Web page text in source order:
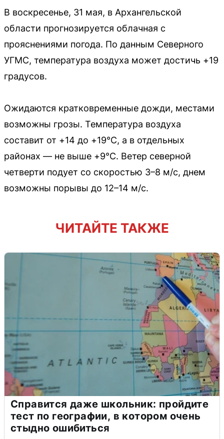
В воскресенье, 31 мая, в Архангельской
области прогнозируется облачная с
прояснениями погода. По данным Северного
УГМС, температура воздуха может достичь +19
градусов.
Ожидаются кратковременные дожди, местами
возможны грозы. Температура воздуха
составит от +14 до +19°C, а в отдельных
районах — не выше +9°C. Ветер северной
четверти подует со скоростью 3–8 м/с, днем
возможны порывы до 12–14 м/с.
ЧИТАЙТЕ ТАКЖЕ
Справится даже школьник: пройдите
тест по географии, в котором очень
стыдно ошибиться